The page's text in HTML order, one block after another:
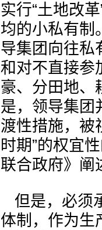
实行“土地改
均的小私有制
导集团向往私
和对不直接参
豪、分田地、
是，领导集团
渡性措施，被
时期”的权宜
联合政府》阐
但是，必须
体制，作为生